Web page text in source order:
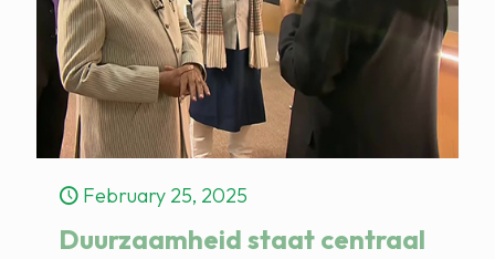
February 25, 2025
Duurzaamheid staat centraal